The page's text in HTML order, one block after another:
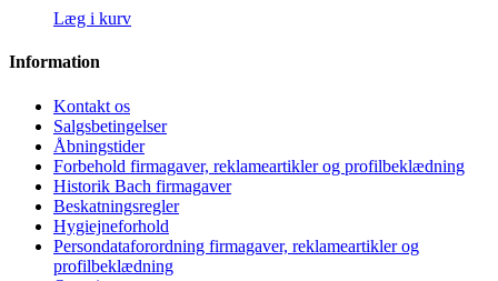
Læg i kurv
Information
Kontakt os
Salgsbetingelser
Åbningstider
Forbehold firmagaver, reklameartikler og profilbeklædning
Historik Bach firmagaver
Beskatningsregler
Hygiejneforhold
Persondataforordning firmagaver, reklameartikler og
profilbeklædning